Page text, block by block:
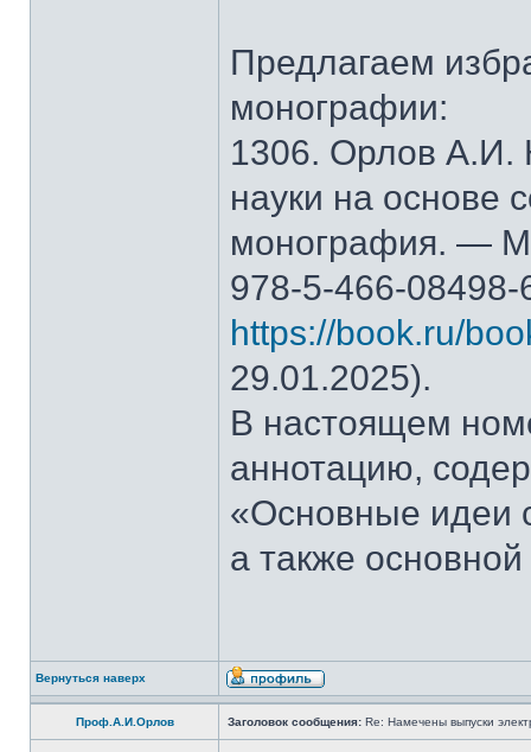
Предлагаем
монографии:
1306. Орлов А.И.
науки на основе
монография. —
978-5-466-
https://book.ru/
29.01.2025).
В настоящем
аннотацию,
«Основные идеи
а также
Вернуться наверх
Проф.А.И.Орлов Заголовок сообщения: Re: Намечены выпуски